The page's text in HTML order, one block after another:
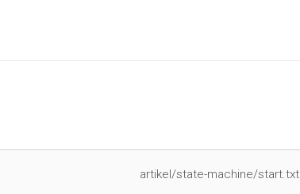
artikel/state-machine/start.txt